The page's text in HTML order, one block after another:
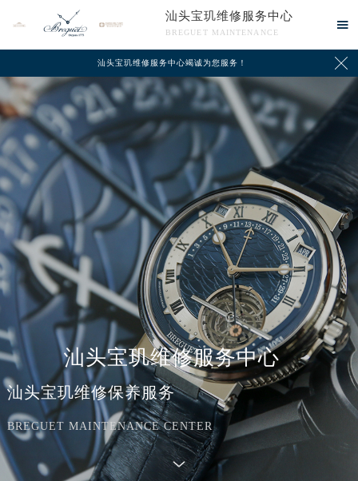
汕头宝玑维修服务中心
BREGUET MAINTENANCE

汕头宝玑维修服务中心竭诚为您服务！ 
汕头宝玑维修服务中心
汕头宝玑维修保养服务
BREGUET MAINTENANCE CENTER
心介绍 联系我们